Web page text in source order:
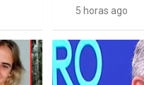
5 horas ago